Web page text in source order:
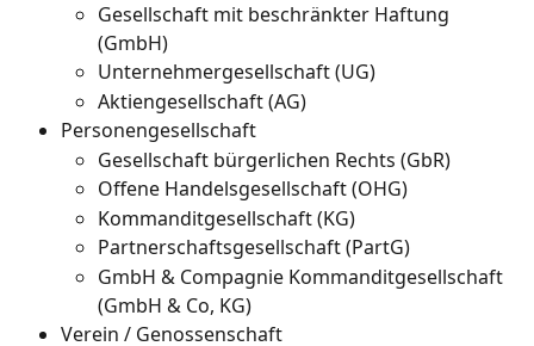
Gesellschaft mit beschränkter Haftung
(GmbH)
Unternehmergesellschaft (UG)
Aktiengesellschaft (AG)
Personengesellschaft
Gesellschaft bürgerlichen Rechts (GbR)
Offene Handelsgesellschaft (OHG)
Kommanditgesellschaft (KG)
Partnerschaftsgesellschaft (PartG)
GmbH & Compagnie Kommanditgesellschaft
(GmbH & Co, KG)
Verein / Genossenschaft